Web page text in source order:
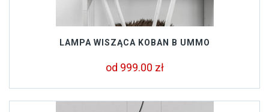
LAMPA WISZĄCA KOBAN B UMMO
od 999.00 zł